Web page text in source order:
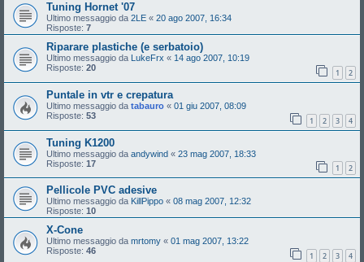
Tuning Hornet '07
Ultimo messaggio da 2LE « 20 ago 2007, 16:34
Risposte: 7
Riparare plastiche (e serbatoio)
Ultimo messaggio da LukeFrx « 14 ago 2007, 10:19
Risposte: 20 1 2
Puntale in vtr e crepatura
Ultimo messaggio da tabauro « 01 giu 2007, 08:09
Risposte: 53 1 2 3 4
Tuning K1200
Ultimo messaggio da andywind « 23 mag 2007, 18:33
Risposte: 17 1 2
Pellicole PVC adesive
Ultimo messaggio da KillPippo « 08 mag 2007, 12:32
Risposte: 10
X-Cone
Ultimo messaggio da mrtomy « 01 mag 2007, 13:22
Risposte: 46 1 2 3 4